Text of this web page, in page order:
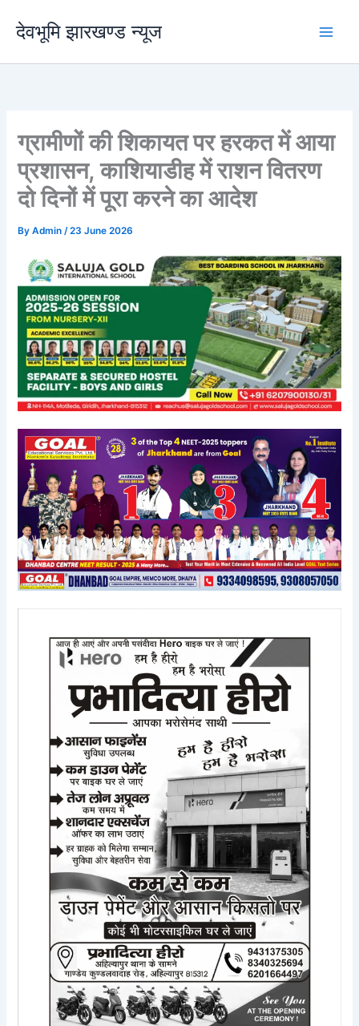
content
देवभूमि झारखण्ड न्यूज
ग्रामीणों की शिकायत पर हरकत में आया
प्रशासन, काशियाडीह में राशन वितरण
दो दिनों में पूरा करने का आदेश
ByAdmin/23 June 2026